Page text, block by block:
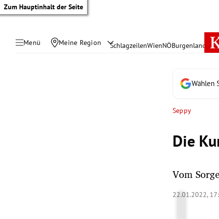
Zum Hauptinhalt der Seite
Menü Meine Region SchlagzeilenWienNÖBurgenland
Wählen
Seppy
Die
Vom
22.01.2022,